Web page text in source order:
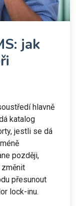
jak
hlavně
katalog
jestli se dá
později,
přesunout
lock-inu.